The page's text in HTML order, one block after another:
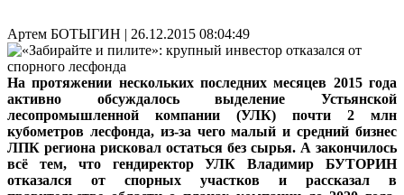
Артем БОТЫГИН | 26.12.2015 08:04:49
На протяжении нескольких последних месяцев 2015 года
активно обсуждалось выделение Устьянской
лесопромышленной компании (УЛК) почти 2 млн
кубометров лесфонда, из-за чего малый и средний бизнес
ЛПК региона рисковал остаться без сырья. А закончилось
всё тем, что гендиректор УЛК Владимир БУТОРИН
отказался от спорных участков и рассказал в